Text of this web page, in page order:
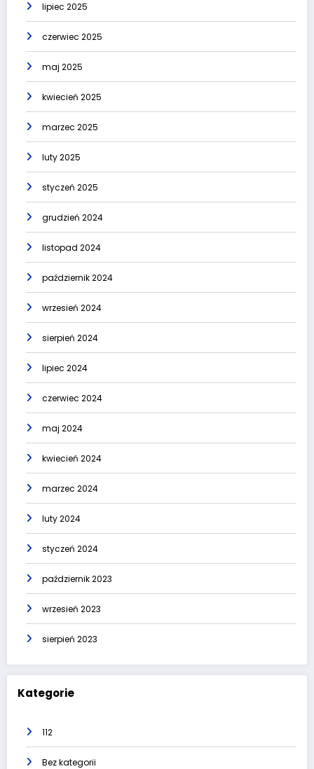
lipiec 2025
czerwiec 2025
maj 2025
kwiecień 2025
marzec 2025
luty 2025
styczeń 2025
grudzień 2024
listopad 2024
październik 2024
wrzesień 2024
sierpień 2024
lipiec 2024
czerwiec 2024
maj 2024
kwiecień 2024
marzec 2024
luty 2024
styczeń 2024
październik 2023
wrzesień 2023
sierpień 2023
Kategorie
112
Bez kategorii